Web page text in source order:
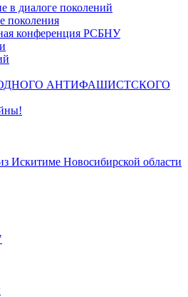
в диалоге поколений
поколения
конференция РСБНУ
АНТИФАШИСТСКОГО
Искитиме Новосибирской области